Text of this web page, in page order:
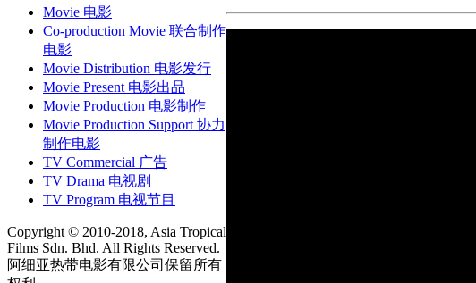
Movie 电影
Co-production Movie 联合制作
电影
Movie Distribution 电影发行
Movie Present 电影出品
Movie Production 电影制作
Movie Production Support 协力
制作电影
TV Commercial 广告
TV Drama 电视剧
TV Program 电视节目
Copyright © 2010-2018, Asia Tropical
Films Sdn. Bhd. All Rights Reserved.
阿细亚热带电影有限公司保留所有